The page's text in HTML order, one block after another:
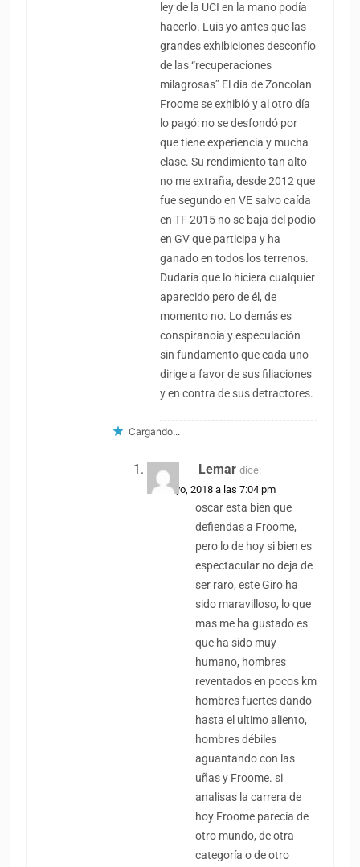
ley de la UCI en la mano podía
hacerlo. Luis yo antes que las
grandes exhibiciones desconfío
de las “recuperaciones
milagrosas” El día de Zoncolan
Froome se exhibió y al otro día
lo pagó: no se desfondó por
que tiene experiencia y mucha
clase. Su rendimiento tan alto
no me extraña, desde 2012 que
fue segundo en VE salvo caída
en TF 2015 no se baja del podio
en GV que participa y ha
ganado en todos los terrenos.
Dudaría que lo hiciera cualquier
aparecido pero de él, de
momento no. Lo demás es
conspiranoia y especulación
sin fundamento que cada uno
dirige a favor de sus filiaciones
y en contra de sus detractores.
Cargando...
Lemar dice:
25 mayo, 2018 a las 7:04 pm
oscar esta bien que
defiendas a Froome,
pero lo de hoy si bien es
espectacular no deja de
ser raro, este Giro ha
sido maravilloso, lo que
mas me ha gustado es
que ha sido muy
humano, hombres
reventados en pocos km
hombres fuertes dando
hasta el ultimo aliento,
hombres débiles
aguantando con las
uñas y Froome. si
analisas la carrera de
hoy Froome parecía de
otro mundo, de otra
categoría o de otro